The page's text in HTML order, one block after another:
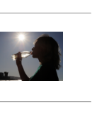
revisa la
epicentro